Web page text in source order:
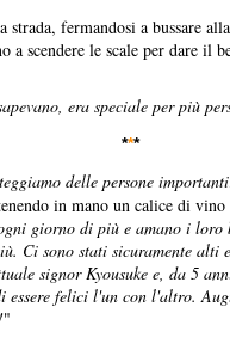
strada, fermandosi a bussare
a scendere le scale per dare il
era speciale per più
***
delle persone importanti
in mano un calice di
giorno di più e amano i
Ci sono stati sicuramente alti
signor Kyousuke e, da 5
essere felici l'un con l'altro.
"